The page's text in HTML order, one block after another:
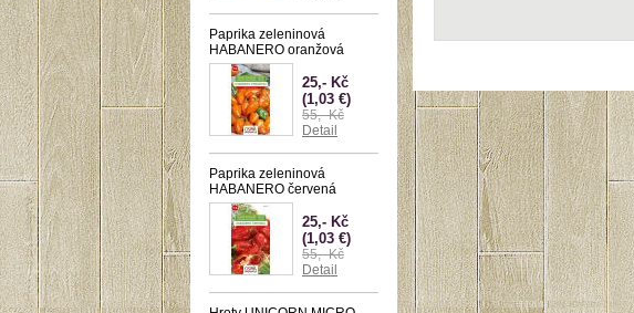
Paprika zeleninová
HABANERO oranžová
25,- Kč
(1,03 €)
55,- Kč
Detail
Paprika zeleninová
HABANERO červená
25,- Kč
(1,03 €)
55,- Kč
Detail